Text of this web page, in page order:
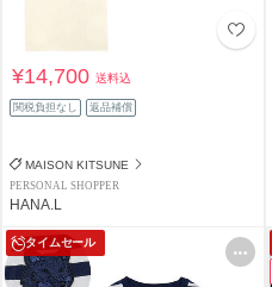
¥14,700送料込
関税負担なし 返品補償
MAISON KITSUNE
PERSONAL SHOPPER
HANA.L
タイムセール